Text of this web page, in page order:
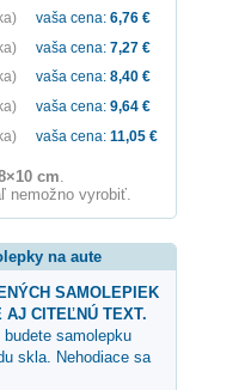
vaša cena: 6,76 €
vaša cena: 7,27 €
vaša cena: 8,40 €
vaša cena: 9,64 €
vaša cena: 11,05 €
cm.
nemožno vyrobiť.
na aute
SAMOLEPIEK
AJ CITEĽNÚ TEXT.
samolepku
skla. Nehodiace sa